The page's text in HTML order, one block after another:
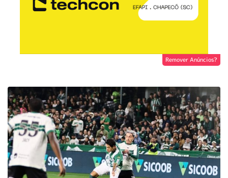
Remover Anúncios?